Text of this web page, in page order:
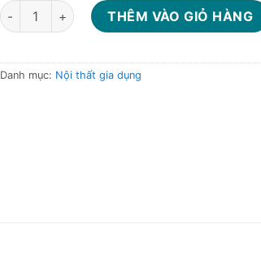
Ghế gấp Hòa Phát G05-I số lượng
THÊM VÀO GIỎ HÀNG
Danh mục: Nội thất gia dụng